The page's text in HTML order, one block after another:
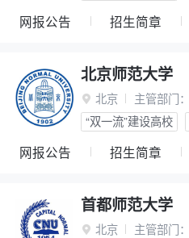
网报公告 招生简章
北京师范大学
 北京 主管部门：
“双一流”建设高校
网报公告 招生简章
首都师范大学
 北京 主管部门：